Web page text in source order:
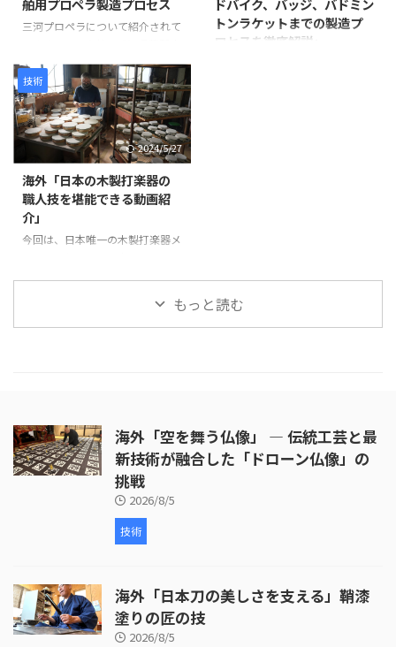
た仏像彫刻の技術と、3Dスキャ
ン・3Dプリントなどの現代技術
の工程 まず、仏師による木彫り
の原型制作から始まります。 仏
師は木材から仏像を一体ずつ丁寧
...
目を補強します。継ぎ目に和紙を
米糊で貼り付けることで、割れや
剥離を防ぎ、長期間使用できる強
三河プロペラについて紹介されて
に拠点を置き、1929年に設立さ
れて以来、90年以上にわたり船
舶用プロペラを製造しています。
製造プロセスは以下のように進み
ます。最初に砂型に砂を詰め、余
分なガスを抜いて準備します。そ
の後、砂型を反転させて次の工程
に備えます。 次に、インゴット
と呼ばれる金属塊を溶解炉に入れ
て溶かします。溶解中には不純物
を除去し、温度を適切に管理しま
型から鋳造物を取り出しま ...
トンラケットまでの製造プ
ロセスを徹底解説」
の手仕事や精密な機械加工が、製
品の品質と美しさを生み出す過程
技術
2024/5/27
海外「日本の木製打楽器の
職人技を堪能できる動画紹
介」
今回は、日本唯一の木製打楽器メ
タンバリンや他の打楽器の製造プ
ロセスを見ることができます。
が行われています。 次に、皮革の
取り付けが行われます。ここで
は、牛革が使われ、職人が丁寧に
枠を伸ばしていく様子が映し出さ
れます。皮革の取り付けには熟練
もっと読む
海外「空を舞う仏像」 ― 伝統工芸と最
新技術が融合した「ドローン仏像」の
挑戦
2026/8/5
技術
海外「日本刀の美しさを支える」鞘漆
塗りの匠の技
2026/8/5